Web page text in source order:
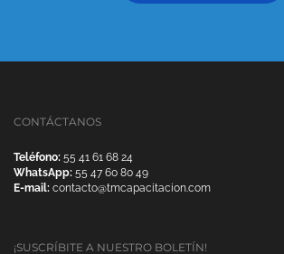
CONTÁCTANOS
Teléfono: 55 41 61 68 24
WhatsApp: 55 47 60 80 49
E-mail: contacto@tmcapacitacion.com
¡SUSCRÍBITE A NUESTRO BOLETÍN!